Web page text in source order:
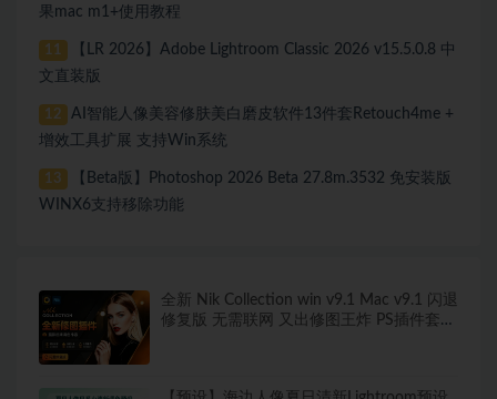
果mac m1+使用教程
11
【LR 2026】Adobe Lightroom Classic 2026 v15.5.0.8 中
文直装版
12
AI智能人像美容修肤美白磨皮软件13件套Retouch4me +
增效工具扩展 支持Win系统
13
【Beta版】Photoshop 2026 Beta 27.8m.3532 免安装版
WINX6支持移除功能
全新 Nik Collection win v9.1 Mac v9.1 闪退
修复版 无需联网 又出修图王炸 PS插件套装